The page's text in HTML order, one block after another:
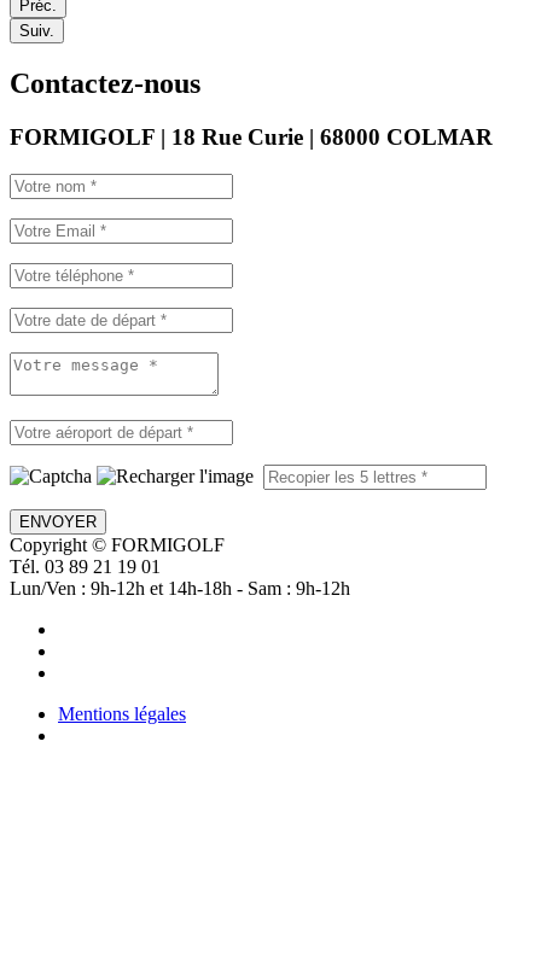
Préc.
Suiv.
Contactez-nous
FORMIGOLF | 18 Rue Curie | 68000 COLMAR
ENVOYER
Copyright © FORMIGOLF
Tél. 03 89 21 19 01
Lun/Ven : 9h-12h et 14h-18h - Sam : 9h-12h
Mentions légales